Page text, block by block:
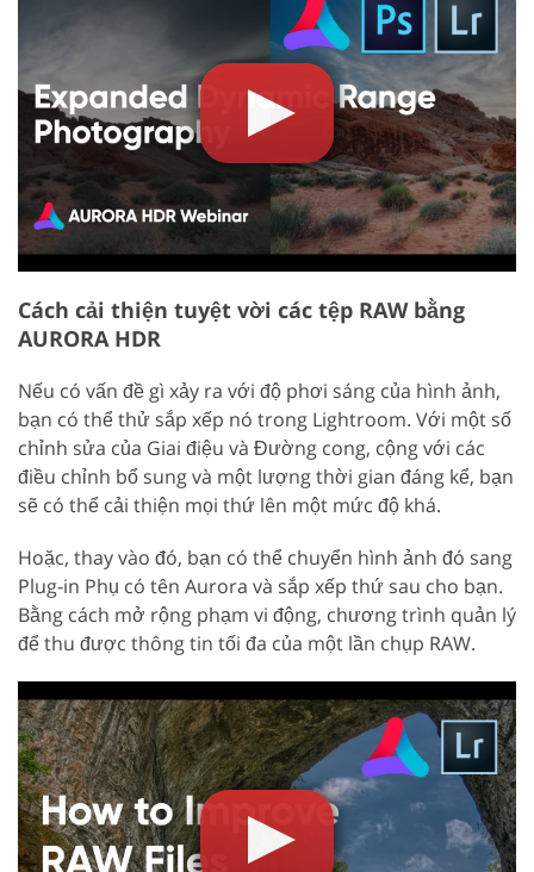
Cách cải thiện tuyệt vời các tệp RAW bằng
AURORA HDR
Nếu có vấn đề gì xảy ra với độ phơi sáng của hình ảnh,
bạn có thể thử sắp xếp nó trong Lightroom. Với một số
chỉnh sửa của Giai điệu và Đường cong, cộng với các
điều chỉnh bổ sung và một lượng thời gian đáng kể, bạn
sẽ có thể cải thiện mọi thứ lên một mức độ khá.
Hoặc, thay vào đó, bạn có thể chuyển hình ảnh đó sang
Plug-in Phụ có tên Aurora và sắp xếp thứ sau cho bạn.
Bằng cách mở rộng phạm vi động, chương trình quản lý
để thu được thông tin tối đa của một lần chụp RAW.